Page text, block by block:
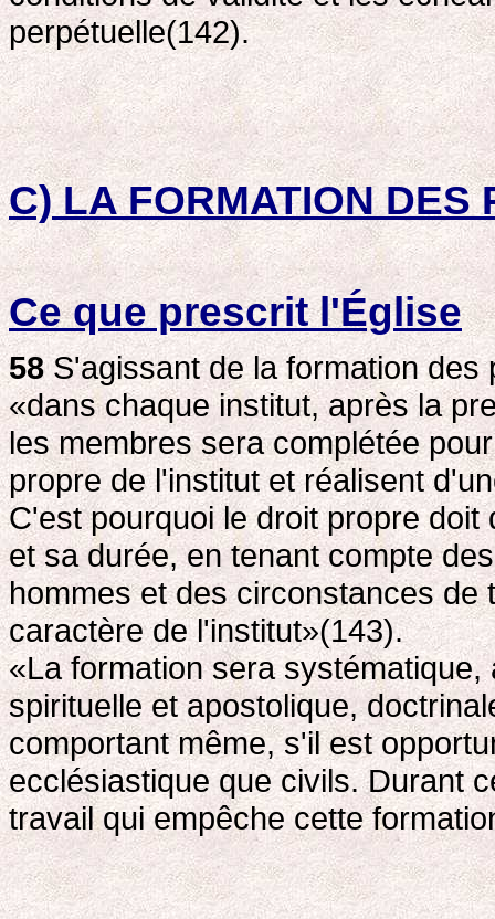
perpétuelle(142).
C) LA FORMATION DES
Ce que prescrit l'Église
58S'agissant de la formation des
«dans chaque institut, après la
les membres sera complétée
propre de l'institut et réalisent
C'est pourquoi le droit propre
et sa durée, en tenant compte
hommes et des circonstances de
caractère de l'institut»(143).
«La formation sera
spirituelle et apostolique,
comportant même, s'il est
ecclésiastique que civils. Durant
travail qui empêche cette